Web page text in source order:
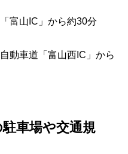
富山IC」から約30分
動車道「富山西IC」から
車場や交通規